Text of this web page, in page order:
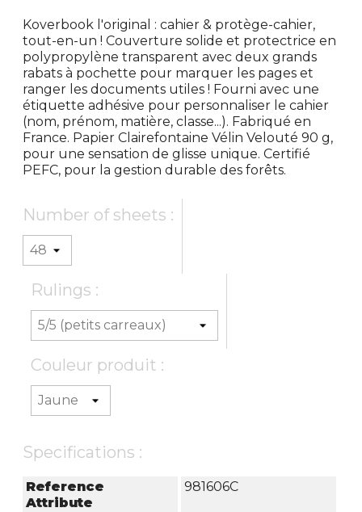
Koverbook l'original : cahier & protège-cahier,
tout-en-un ! Couverture solide et protectrice en
polypropylène transparent avec deux grands
rabats à pochette pour marquer les pages et
ranger les documents utiles ! Fourni avec une
étiquette adhésive pour personnaliser le cahier
(nom, prénom, matière, classe...). Fabriqué en
France. Papier Clairefontaine Vélin Velouté 90 g,
pour une sensation de glisse unique. Certifié
PEFC, pour la gestion durable des forêts.
Number of sheets :
Rulings :
Couleur produit :
Specifications :
Reference
Attribute
981606C